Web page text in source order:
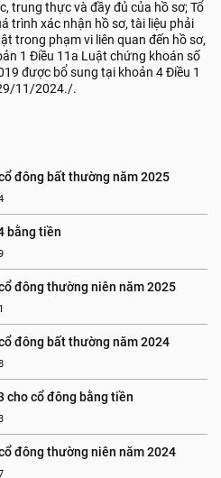
trung thực và đầy đủ của hồ sơ; Tổ
trình xác nhận hồ sơ, tài liệu phải
trong phạm vi liên quan đến hồ sơ,
1 Điều 11a Luật chứng khoán số
được bổ sung tại khoản 4 Điều 1
11/2024./.
đông bất thường năm 2025
bằng tiền
đông thường niên năm 2025
đông bất thường năm 2024
cho cổ đông bằng tiền
đông thường niên năm 2024